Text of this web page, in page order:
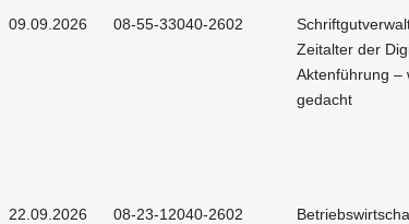
09.09.2026 08-55-33040-2602
Zeitalter der
Aktenführung –
gedacht
22.09.2026 08-23-12040-2602